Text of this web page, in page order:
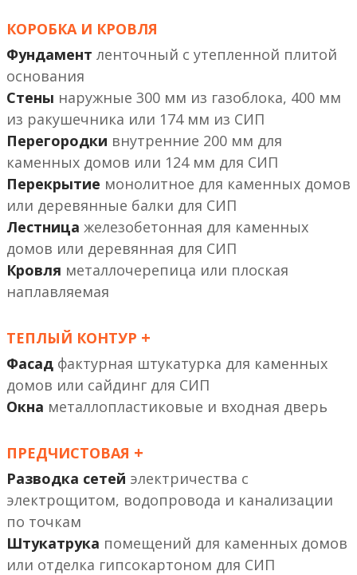
КОРОБКА И КРОВЛЯ
Фундамент ленточный с утепленной плитой
основания
Стены наружные 300 мм из газоблока, 400 мм
из ракушечника или 174 мм из СИП
Перегородки внутренние 200 мм
или 124 мм
Перекрытие монолитное
или деревянные балки
Лестница железобетонная
или деревянная
Кровля металлочерепица или плоская
наплавляемая
ТЕПЛЫЙ КОНТУР +
Фасад фактурная штукатурка
или сайдинг
Окна металлопластиковые и входная дверь
ПРЕДЧИСТОВАЯ +
Разводка сетей электричества с
электрощитом, водопровода и канализации
по точкам
Штукатрука помещений
или отделка гипсокартоном